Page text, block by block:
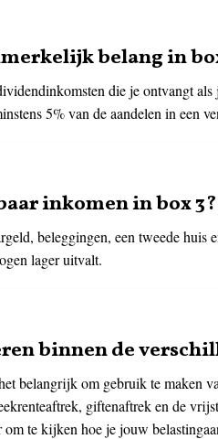
belang in
die je ontvangt als
5% van de aandelen in een
inkomen in box 3?
beleggingen, een tweede huis
lager uitvalt.
binnen de
belangrijk om gebruik te maken
giftenaftrek en de
te kijken hoe je jouw